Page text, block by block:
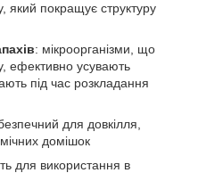
який покращує структуру
: мікроорганізми, що
ефективно усувають
під час розкладання
для довкілля,
домішок
для використання в